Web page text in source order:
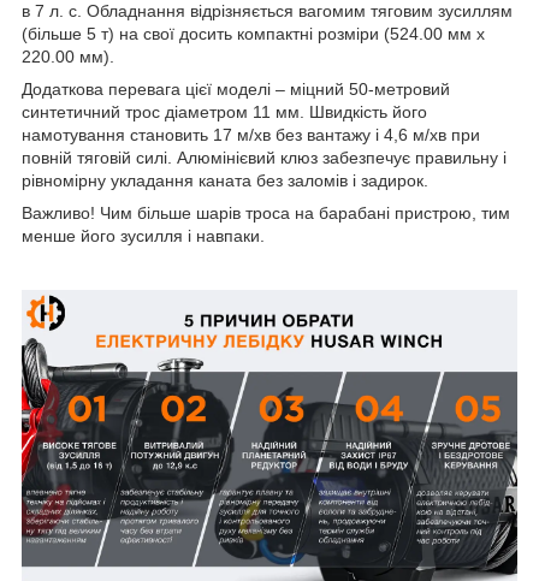
в 7 л. с. Обладнання відрізняється вагомим тяговим зусиллям
(більше 5 т) на свої досить компактні розміри (524.00 мм x
220.00 мм).
Додаткова перевага цієї моделі – міцний 50-метровий
синтетичний трос діаметром 11 мм. Швидкість його
намотування становить 17 м/хв без вантажу і 4,6 м/хв при
повній тяговій силі. Алюмінієвий клюз забезпечує правильну і
рівномірну укладання каната без заломів і задирок.
Важливо! Чим більше шарів троса на барабані пристрою, тим
менше його зусилля і навпаки.